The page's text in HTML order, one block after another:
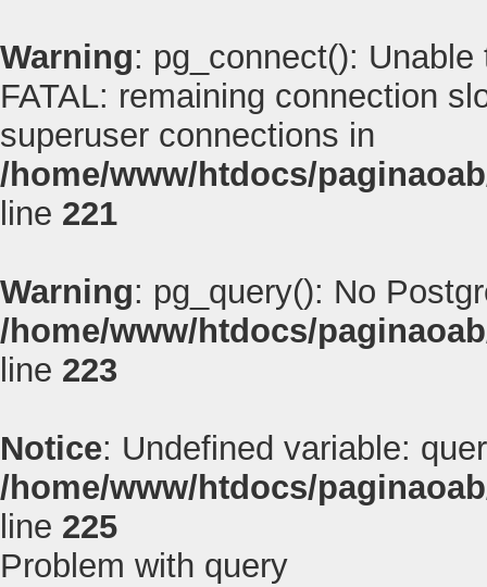
Warning: pg_connect():
FATAL: remaining connection
superuser connections in
/home/www/htdocs/
line 221
Warning: pg_query(): No
/home/www/htdocs/
line 223
Notice: Undefined variable:
/home/www/htdocs/
line 225
Problem with query